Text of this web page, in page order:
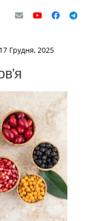
Грудня, 2025